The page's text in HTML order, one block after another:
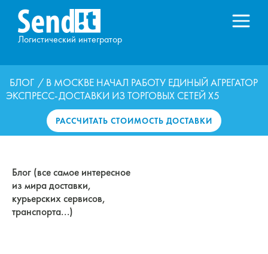
Логистический интегратор
БЛОГ / В МОСКВЕ НАЧАЛ РАБОТУ ЕДИНЫЙ АГРЕГАТОР
ЭКСПРЕСС-ДОСТАВКИ ИЗ ТОРГОВЫХ СЕТЕЙ X5
РАССЧИТАТЬ СТОИМОСТЬ ДОСТАВКИ
Блог (все самое интересное
из мира доставки,
курьерских сервисов,
транспорта...)